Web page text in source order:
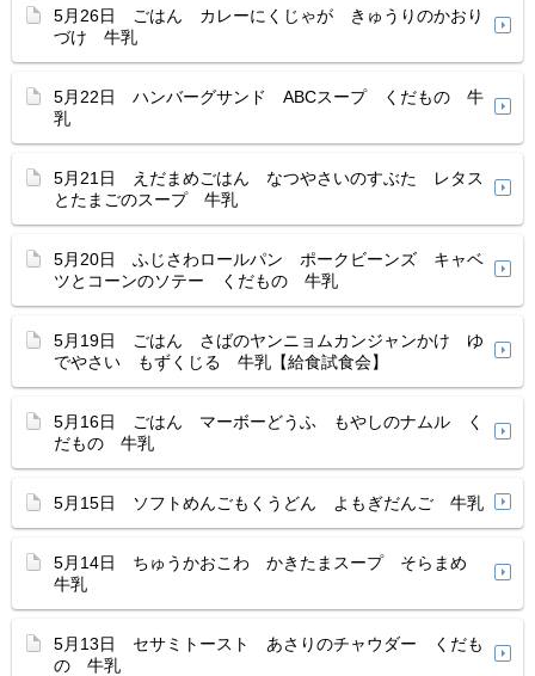
5月26日 ごはん カレーにくじゃが きゅうりのかおり
づけ 牛乳
5月22日 ハンバーグサンド ABCスープ くだもの 牛
乳
5月21日 えだまめごはん なつやさいのすぶた レタス
とたまごのスープ 牛乳
5月20日 ふじさわロールパン ポークビーンズ キャベ
ツとコーンのソテー くだもの 牛乳
5月19日 ごはん さばのヤンニョムカンジャンかけ ゆ
でやさい もずくじる 牛乳【給食試食会】
5月16日 ごはん マーボーどうふ もやしのナムル く
だもの 牛乳
5月15日 ソフトめんごもくうどん よもぎだんご 牛乳
5月14日 ちゅうかおこわ かきたまスープ そらまめ
牛乳
5月13日 セサミトースト あさりのチャウダー くだも
の 牛乳